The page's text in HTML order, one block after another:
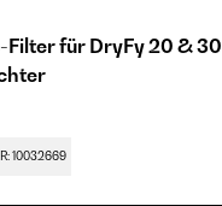
für DryFy 20 & 30
10032669